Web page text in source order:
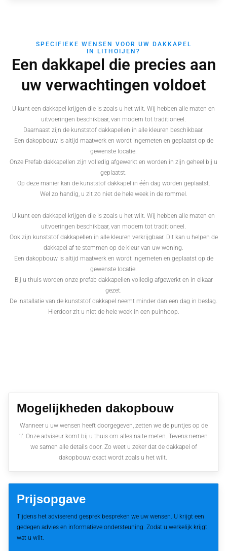
SPECIFIEKE WENSEN VOOR UW DAKKAPEL
IN LITHOIJEN?
Een dakkapel die precies aan
uw verwachtingen voldoet
U kunt een dakkapel krijgen die is zoals u het wilt. Wij hebben alle maten en
uitvoeringen beschikbaar, van modern tot traditioneel.
Daarnaast zijn de kunststof dakkapellen in alle kleuren beschikbaar.
Een dakopbouw is altijd maatwerk en wordt ingemeten en geplaatst op de
gewenste locatie.
Onze Prefab dakkapellen zijn volledig afgewerkt en worden in zijn geheel bij u
geplaatst.
Op deze manier kan de kunststof dakkapel in één dag worden geplaatst.
Wel zo handig, u zit zo niet de hele week in de rommel.
U kunt een dakkapel krijgen die is zoals u het wilt. Wij hebben alle maten en
uitvoeringen beschikbaar, van modern tot traditioneel.
Ook zijn kunststof dakkapellen in alle kleuren verkrijgbaar. Dit kan u helpen de
dakkapel af te stemmen op de kleur van uw woning.
Een dakopbouw is altijd maatwerk en wordt ingemeten en geplaatst op de
gewenste locatie.
Bij u thuis worden onze prefab dakkapellen volledig afgewerkt en in elkaar
gezet.
De installatie van de kunststof dakkapel neemt minder dan een dag in beslag.
Hierdoor zit u niet de hele week in een puinhoop.
Mogelijkheden dakopbouw
Wanneer u uw wensen heeft doorgegeven, zetten we de puntjes op de
’i’. Onze adviseur komt bij u thuis om alles na te meten. Tevens nemen
we samen alle details door. Zo weet u zeker dat de dakkapel of
dakopbouw exact wordt zoals u het wilt.
Prijsopgave
Tijdens het adviserend gesprek bespreken we uw wensen. U krijgt een
gedegen advies en informatieve ondersteuning. Zodat u werkelijk krijgt
wat u wilt.